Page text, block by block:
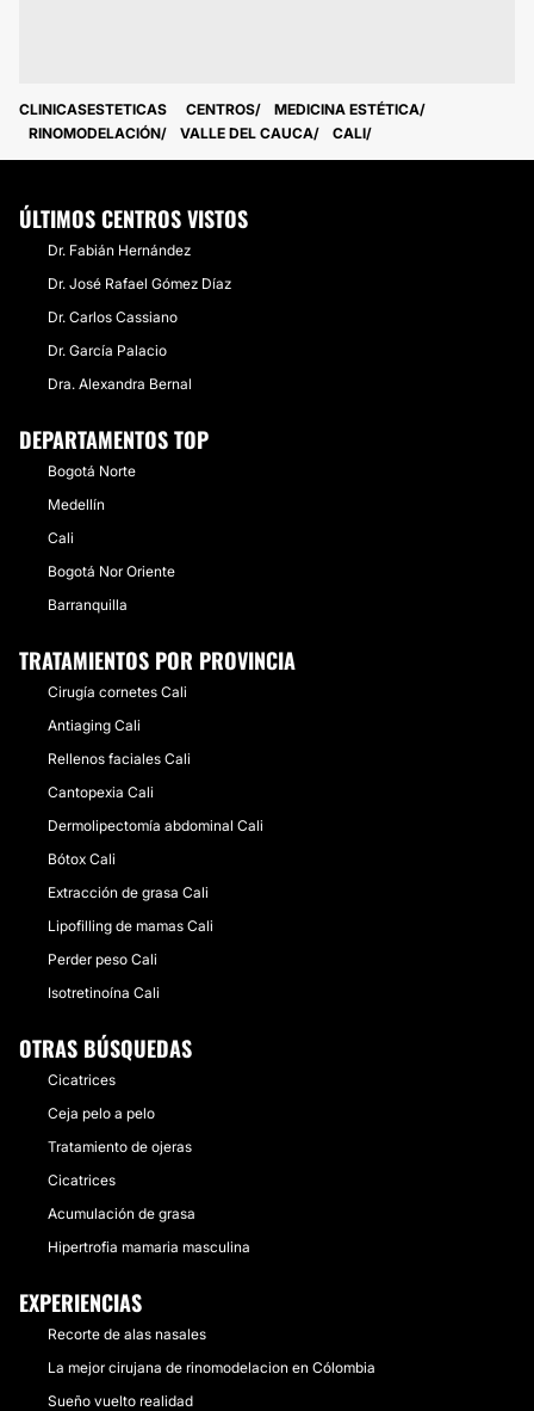
CLINICASESTETICAS CENTROS
MEDICINA ESTÉTICA
RINOMODELACIÓN
VALLE DEL CAUCA CALI
ÚLTIMOS CENTROS VISTOS
Dr. Fabián Hernández
Dr. José Rafael Gómez Díaz
Dr. Carlos Cassiano
Dr. García Palacio
Dra. Alexandra Bernal
DEPARTAMENTOS TOP
Bogotá Norte
Medellín
Cali
Bogotá Nor Oriente
Barranquilla
TRATAMIENTOS POR PROVINCIA
Cirugía cornetes Cali
Antiaging Cali
Rellenos faciales Cali
Cantopexia Cali
Dermolipectomía abdominal Cali
Bótox Cali
Extracción de grasa Cali
Lipofilling de mamas Cali
Perder peso Cali
Isotretinoína Cali
OTRAS BÚSQUEDAS
Cicatrices
Ceja pelo a pelo
Tratamiento de ojeras
Cicatrices
Acumulación de grasa
Hipertrofia mamaria masculina
EXPERIENCIAS
Recorte de alas nasales
La mejor cirujana de rinomodelacion en Cólombia
Sueño vuelto realidad